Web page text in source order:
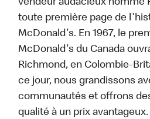
vendeur audacieux nommé
toute première page de
McDonald's. En 1967, le
McDonald's du Canada
Richmond, en Colombie-
ce jour, nous grandissons
communautés et offrons
qualité à un prix